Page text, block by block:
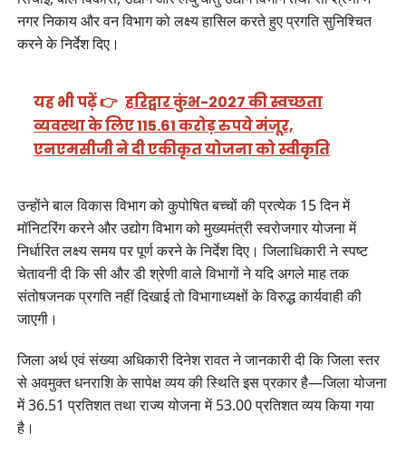
नगर निकाय और वन विभाग को लक्ष्य हासिल करते हुए प्रगति सुनिश्चित
करने के निर्देश दिए।
यह भी पढ़ें 👉 हरिद्वार कुंभ-2027 की स्वच्छता
व्यवस्था के लिए 115.61 करोड़ रुपये मंजूर,
एनएमसीजी ने दी एकीकृत योजना को स्वीकृति
उन्होंने बाल विकास विभाग को कुपोषित बच्चों की प्रत्येक 15 दिन में
मॉनिटरिंग करने और उद्योग विभाग को मुख्यमंत्री स्वरोजगार योजना में
निर्धारित लक्ष्य समय पर पूर्ण करने के निर्देश दिए। जिलाधिकारी ने स्पष्ट
चेतावनी दी कि सी और डी श्रेणी वाले विभागों ने यदि अगले माह तक
संतोषजनक प्रगति नहीं दिखाई तो विभागाध्यक्षों के विरुद्ध कार्यवाही की
जाएगी।
जिला अर्थ एवं संख्या अधिकारी दिनेश रावत ने जानकारी दी कि जिला स्तर
से अवमुक्त धनराशि के सापेक्ष व्यय की स्थिति इस प्रकार है—जिला योजना
में 36.51 प्रतिशत तथा राज्य योजना में 53.00 प्रतिशत व्यय किया गया
है।